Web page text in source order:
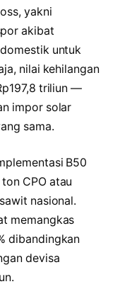
yakni
akibat
untuk
nilai kehilangan
triliun —
impor solar
sama.
B50
CPO atau
nasional.
memangkas
dibandingkan
devisa